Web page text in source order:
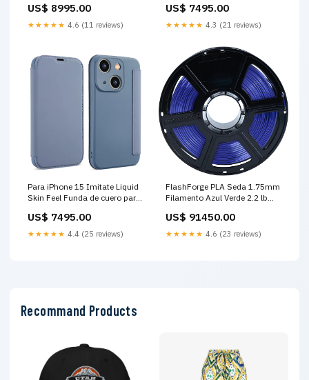
disco portátil
US$ 8995.00
★★★★★ 4.6 (11 reviews)
ranuras para tarjetas
(amarillo) broadcast
US$ 7495.00
★★★★★ 4.3 (21 reviews)
Para iPhone 15 Imitate Liquid
Skin Feel Funda de cuero para
tarjetas (gris) aicg_insight
US$ 7495.00
★★★★★ 4.4 (25 reviews)
FlashForge PLA Seda 1.75mm
Filamento Azul Verde 2.2 lb
360 & VR Video Cameras
US$ 91450.00
★★★★★ 4.6 (23 reviews)
Recommand Products